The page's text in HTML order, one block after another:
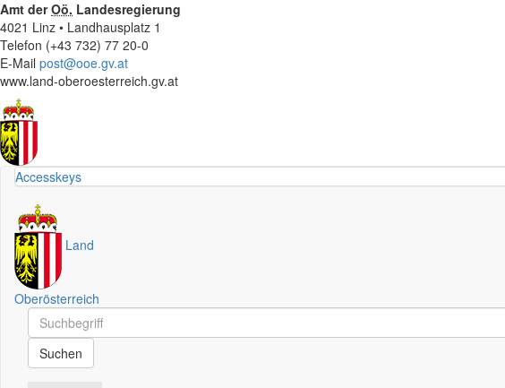
Amt derOö. Landesregierung
4021 Linz • Landhausplatz 1
Telefon (+43 732) 77 20-0
E-Mail post@ooe.gv.at
www.land-oberoesterreich.gv.at
Accesskeys
Land
Oberösterreich
Schnellsuche
Schnellsuche
Suchen